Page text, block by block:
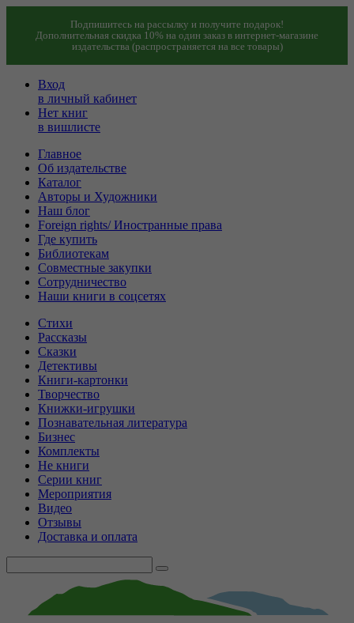
Подпишитесь на рассылку и получите подарок!
Дополнительная скидка 10% на один заказ в интернет-магазине
издательства (распространяется на все товары)
Вход
в личный кабинет
Нет книг
в вишлисте
Главное
Об издательстве
Каталог
Авторы и Художники
Наш блог
Foreign rights/ Иностранные права
Где купить
Библиотекам
Совместные закупки
Сотрудничество
Наши книги в соцсетях
Стихи
Рассказы
Сказки
Детективы
Книги-картонки
Творчество
Книжки-игрушки
Познавательная литература
Бизнес
Комплекты
Не книги
Серии книг
Мероприятия
Видео
Отзывы
Доставка и оплата